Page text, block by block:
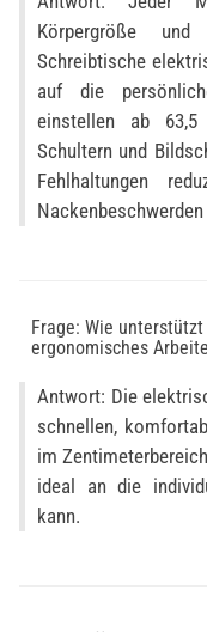
Körpergröße
Schreibtische
auf die
einstellen ab
Schultern und
Fehlhaltungen
Frage: Wie
ergonomisches
Antwort: Die
schnellen,
im
ideal an die
kann.